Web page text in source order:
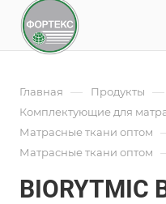
Главная — Продукты —
Комплектующие для
Матрасные ткани оптом
Матрасные ткани оптом
BIORYTMIC